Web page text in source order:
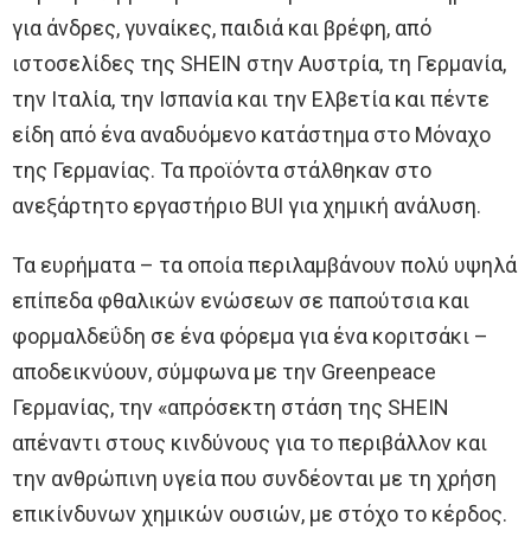
για άνδρες, γυναίκες, παιδιά και βρέφη, από
ιστοσελίδες της SHEIN στην Αυστρία, τη Γερμανία,
την Ιταλία, την Ισπανία και την Ελβετία και πέντε
είδη από ένα αναδυόμενο κατάστημα στο Μόναχο
της Γερμανίας. Τα προϊόντα στάλθηκαν στο
ανεξάρτητο εργαστήριο BUI για χημική ανάλυση.
Τα ευρήματα – τα οποία περιλαμβάνουν πολύ υψηλά
επίπεδα φθαλικών ενώσεων σε παπούτσια και
φορμαλδεΰδη σε ένα φόρεμα για ένα κοριτσάκι –
αποδεικνύουν, σύμφωνα με την Greenpeace
Γερμανίας, την «απρόσεκτη στάση της SHEIN
απέναντι στους κινδύνους για το περιβάλλον και
την ανθρώπινη υγεία που συνδέονται με τη χρήση
επικίνδυνων χημικών ουσιών, με στόχο το κέρδος.